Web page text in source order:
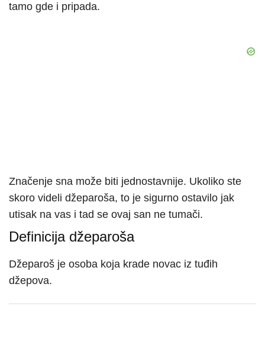
tamo gde i pripada.
Značenje sna može biti jednostavnije. Ukoliko ste
skoro videli džeparoša, to je sigurno ostavilo jak
utisak na vas i tad se ovaj san ne tumači.
Definicija džeparoša
Džeparoš je osoba koja krade novac iz tuđih
džepova.